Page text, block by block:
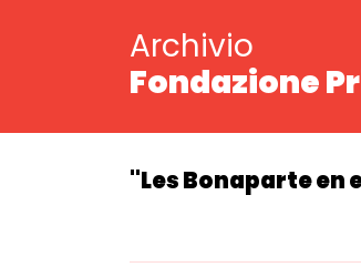
Archivio
Fondazione
"Les Bonaparte en